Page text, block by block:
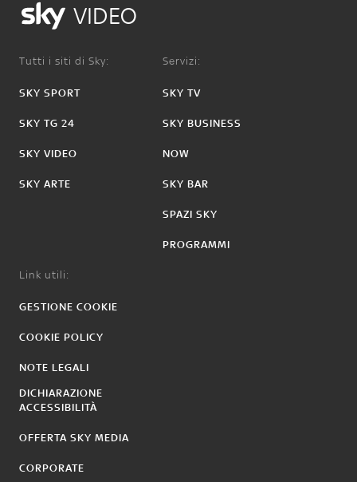
VIDEO
Tutti i siti di Sky:
SKY SPORT
SKY TG 24
SKY VIDEO
SKY ARTE
Servizi:
SKY TV
SKY BUSINESS
NOW
SKY BAR
SPAZI SKY
PROGRAMMI
Link utili:
GESTIONE COOKIE
COOKIE POLICY
NOTE LEGALI
DICHIARAZIONE
ACCESSIBILITÀ
OFFERTA SKY MEDIA
CORPORATE